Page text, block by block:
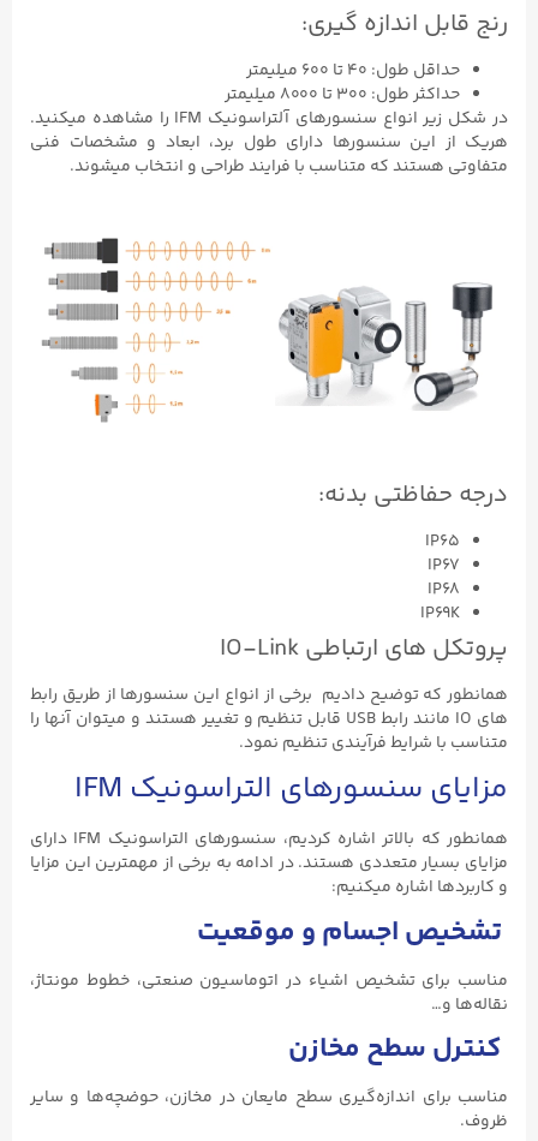
رنج قابل اندازه گیری:
حداقل طول: ۴۰ تا ۶۰۰ میلیمتر
حداکثر طول: ۳۰۰ تا ۸۰۰۰ میلیمتر
در شکل زیر انواع سنسورهای آلتراسونیک IFM را مشاهده میکنید.
هریک از این سنسورها دارای طول برد، ابعاد و مشخصات فنی
متفاوتی هستند که متناسب با فرایند طراحی و انتخاب میشوند.
درجه حفاظتی بدنه:
IP65
IP67
IP68
IP69K
پروتکل های ارتباطی IO-Link
همانطور که توضیح دادیم برخی از انواع این سنسورها از طریق رابط
های IO مانند رابط USB قابل تنظیم و تغییر هستند و میتوان آنها را
متناسب با شرایط فرآیندی تنظیم نمود.
مزایای سنسورهای التراسونیک IFM
همانطور که بالاتر اشاره کردیم، سنسورهای التراسونیک IFM دارای
مزایای بسیار متعددی هستند. در ادامه به برخی از مهمترین این مزایا
و کاربردها اشاره میکنیم:
تشخیص اجسام و موقعیت
مناسب برای تشخیص اشیاء در اتوماسیون صنعتی، خطوط مونتاژ،
نقاله‌ها و…
کنترل سطح مخازن
مناسب برای اندازه‌گیری سطح مایعان در مخازن، حوضچه‌ها و سایر
ظروف.